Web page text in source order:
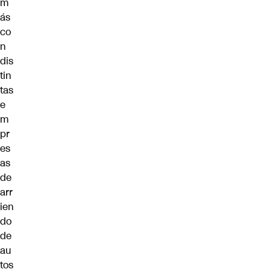
ás
co
n
dis
tin
tas
e
m
pr
es
as
de
arr
ien
do
de
au
tos